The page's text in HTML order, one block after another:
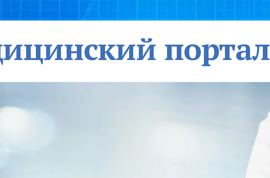
портал